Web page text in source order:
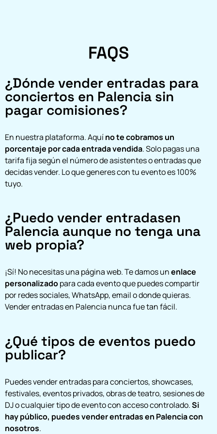
FAQS
¿Dónde vender entradas para
conciertos en Palencia sin
pagar comisiones?
En nuestra plataforma. Aquíno te cobramos un
porcentaje por cada entrada vendida. Solo pagas una
tarifa fija según el número de asistentes o entradas que
decidas vender. Lo que generes con tu evento es 100%
tuyo.
¿Puedo vender entradasen
Palencia aunque no tenga una
web propia?
¡Sí! No necesitas una página web. Te damos unenlace
personalizadopara cada evento que puedes compartir
por redes sociales, WhatsApp, email o donde quieras.
Vender entradas en Palencia nunca fue tan fácil.
¿Qué tipos de eventos puedo
publicar?
Puedes vender entradas para conciertos, showcases,
festivales, eventos privados, obras de teatro, sesiones de
DJ o cualquier tipo de evento con acceso controlado.Si
hay público, puedes vender entradas en Palencia con
nosotros.